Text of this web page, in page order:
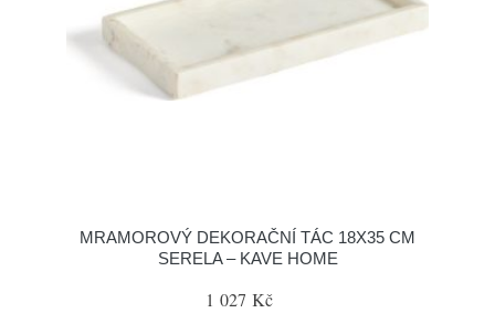
MRAMOROVÝ DEKORAČNÍ TÁC 18X35 CM
SERELA – KAVE HOME
1 027 Kč